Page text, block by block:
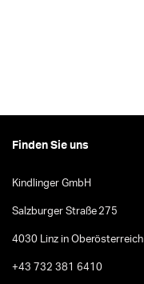
Finden Sie uns
Kindlinger GmbH
Salzburger Straße 275
4030 Linz in Oberösterreich
+43 732 381 6410